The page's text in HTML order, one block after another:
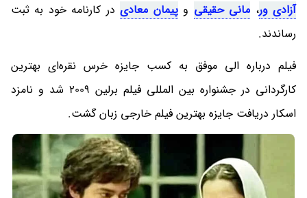
آزادی ور، مانی حقیقی وپیمان معادیدر کارنامه خود به ثبت
رساندند.
فیلم درباره الی موفق به کسب جایزه خرس نقره‌ای بهترین
کارگردانی در جشنواره بین المللی فیلم برلین 2009 شد و نامزد
اسکار دریافت جایزه بهترین فیلم خارجی زبان گشت.